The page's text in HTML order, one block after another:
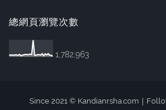
總網頁瀏覽次數
1,782,963
Since 2021 © Kandianrsha.com ｜